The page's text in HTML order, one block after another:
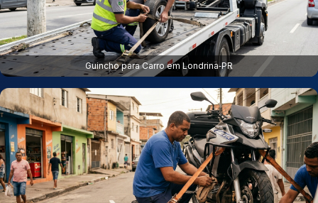
Guincho para Carro em Londrina‑PR